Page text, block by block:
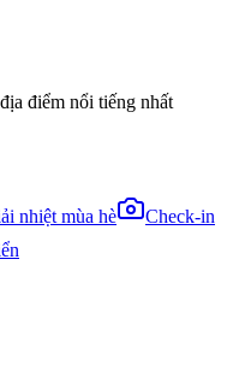
điểm nổi tiếng nhất
nhiệt mùa hè
Check-in